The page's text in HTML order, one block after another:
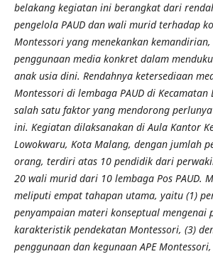
belakang kegiatan ini berangkat dari
pengelola PAUD dan wali murid terhadap
Montessori yang menekankan
penggunaan media konkret dalam
anak usia dini. Rendahnya ketersediaan
Montessori di lembaga PAUD di
salah satu faktor yang mendorong
ini. Kegiatan dilaksanakan di Aula Kantor
Lowokwaru, Kota Malang, dengan jumlah
orang, terdiri atas 10 pendidik dari
20 wali murid dari 10 lembaga Pos PAUD.
meliputi empat tahapan utama, yaitu (1)
penyampaian materi konseptual mengenai
karakteristik pendekatan Montessori, (3)
penggunaan dan kegunaan APE